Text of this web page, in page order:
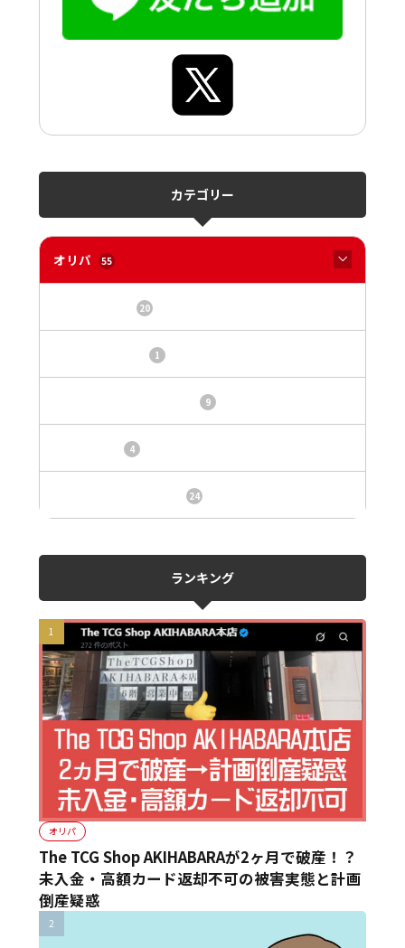
カテゴリー
オリパ 55
20
1
9
4
24
ランキング
オリパ
The TCG Shop AKIHABARAが2ヶ月で破産！？
未入金・高額カード返却不可の被害実態と計画
倒産疑惑